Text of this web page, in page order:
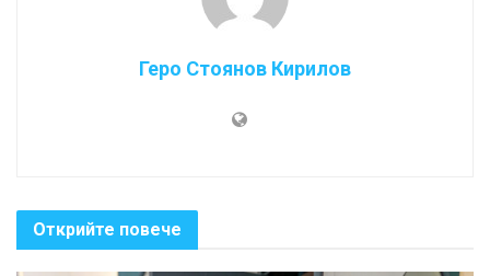
Геро Стоянов Кирилов
Открийте повече